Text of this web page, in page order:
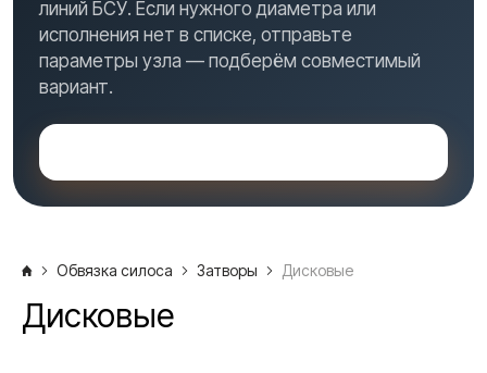
линий БСУ. Если нужного диаметра или
исполнения нет в списке, отправьте
параметры узла — подберём совместимый
вариант.
Обвязка силоса Затворы Дисковые
Дисковые